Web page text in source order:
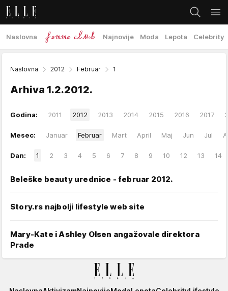
Naslovna Najnovije Moda Lepota Celebrity
Naslovna 2012 Februar 1
Arhiva 1.2.2012.
Godina: 2011 2012 2013 2014 2015 2016 2017
Mesec: Januar Februar Mart April Maj Jun Jul
Dan: 1 2 3 4 5 6 7 8 9 10 12 13 14
Beleške beauty urednice - februar 2012.
Story.rs najbolji lifestyle web site
Mary-Kate i Ashley Olsen angažovale direktora
Prade
Elle